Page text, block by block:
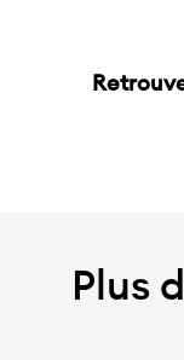
Plus